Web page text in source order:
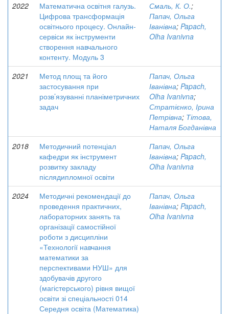
2022
Математична освітня галузь.
Цифрова трансформація
освітнього процесу. Онлайн-
сервіси як інструменти
створення навчального
контенту. Модуль 3
Смаль, К. О.;
Папач, Ольга
Іванівна; Papach,
Olha Ivanivna
2021
Метод площ та його
застосування при
розв’язуванні планіметричних
задач
Папач, Ольга
Іванівна; Papach,
Olha Ivanivna;
Стратієнко, Ірина
Петрівна; Тітова,
Наталя Богданівна
2018
Методичний потенціал
кафедри як інструмент
розвитку закладу
післядипломної освіти
Папач, Ольга
Іванівна; Papach,
Olha Ivanivna
2024
Методичні рекомендації до
проведення практичних,
лабораторних занять та
організації самостійної
роботи з дисципліни
«Технології навчання
математики за
перспективами НУШ» для
здобувачів другого
(магістерського) рівня вищої
освіти зі спеціальності 014
Середня освіта (Математика)
Папач, Ольга
Іванівна; Papach,
Olha Ivanivna